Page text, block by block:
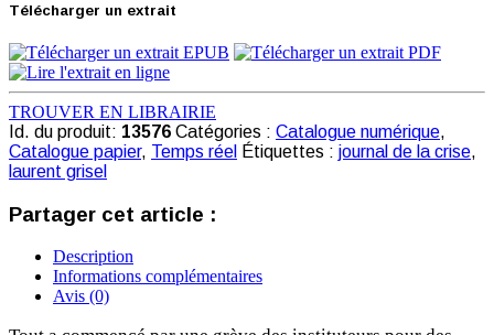
Télécharger un extrait
TROUVER EN LIBRAIRIE
Id. du produit: 13576 Catégories : Catalogue numérique,
Catalogue papier, Temps réel Étiquettes : journal de la crise,
laurent grisel
Partager cet article :
Description
Informations complémentaires
Avis (0)